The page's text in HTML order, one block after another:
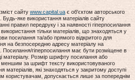
сайту www.capital.uaє об'єктом авторського
яке використання матеріалів сайту
правил передруку і за наявності гіперпосилання
тільки матеріалів, що знаходяться у
посилання та/або прямого відкритого для
на безпосередню адресу матеріалу на
гіперпосилання має бути розміщене в
матеріалу. Розмір шрифту посилання або
меншим за шрифт тексту використовуваного
матеріалів, які знаходяться у закритому доступі
користувачам, допускається лише за попереднім